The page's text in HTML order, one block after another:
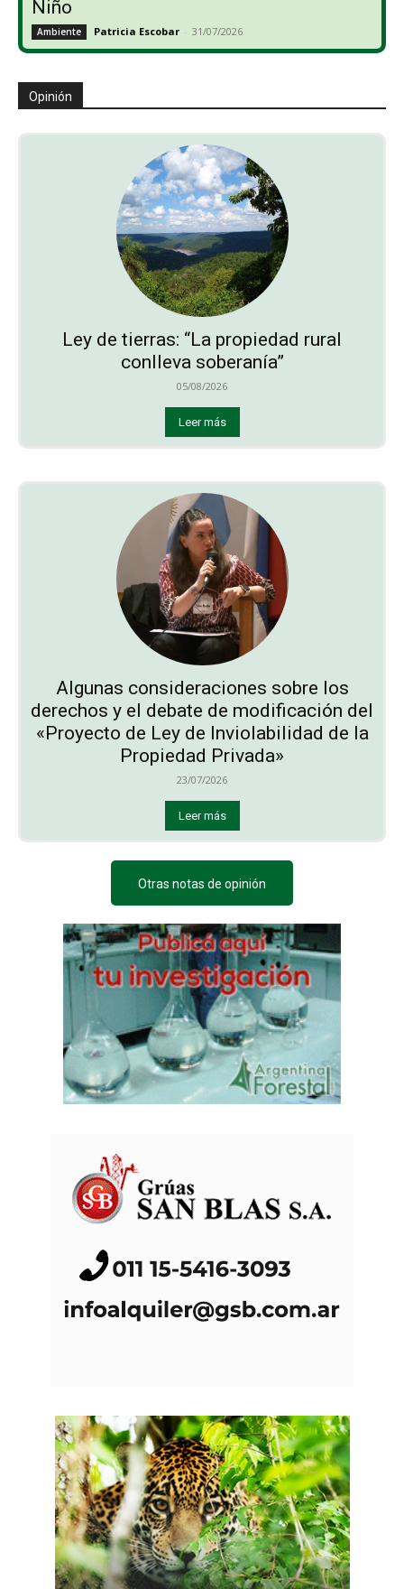
Niño
Ambiente Patricia Escobar - 31/07/2026
Opinión
Ley de tierras: “La propiedad rural
conlleva soberanía”
05/08/2026
Leer más
Algunas consideraciones sobre los
derechos y el debate de modificación del
«Proyecto de Ley de Inviolabilidad de la
Propiedad Privada»
23/07/2026
Leer más
Otras notas de opinión